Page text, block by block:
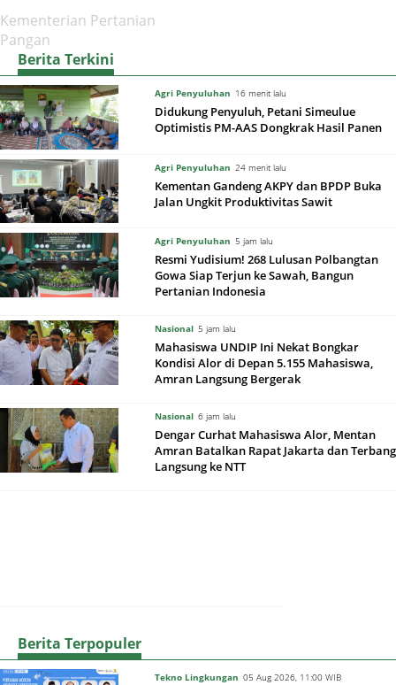
Kementerian Pertanian
Pangan
Berita Terkini
Agri Penyuluhan 16 menit lalu
Didukung Penyuluh, Petani Simeulue
Optimistis PM-AAS Dongkrak Hasil Panen
Agri Penyuluhan 24 menit lalu
Kementan Gandeng AKPY dan BPDP Buka
Jalan Ungkit Produktivitas Sawit
Agri Penyuluhan 5 jam lalu
Resmi Yudisium! 268 Lulusan Polbangtan
Gowa Siap Terjun ke Sawah, Bangun
Pertanian Indonesia
Nasional 5 jam lalu
Mahasiswa UNDIP Ini Nekat Bongkar
Kondisi Alor di Depan 5.155 Mahasiswa,
Amran Langsung Bergerak
Nasional 6 jam lalu
Dengar Curhat Mahasiswa Alor, Mentan
Amran Batalkan Rapat Jakarta dan Terbang
Langsung ke NTT
Berita Terpopuler
Tekno Lingkungan 05 Aug 2026, 11:00 WIB